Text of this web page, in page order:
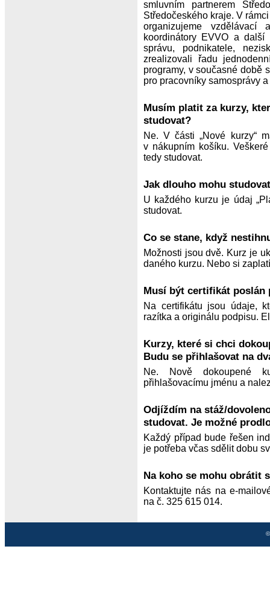
smluvním partnerem
Středočeského kraje. V
organizujeme
koordinátory EVVO a
správu, podnikatele,
zrealizovali řadu
programy, v současné době
pro pracovníky samosprávy
Musím platit za kurzy,
studovat?
Ne. V části „Nové kurzy“
v nákupním košíku.
tedy studovat.
Jak dlouho mohu
U každého kurzu je údaj
studovat.
Co se stane, když
Možnosti jsou dvě. Kurz je
daného kurzu. Nebo si
Musí být certifikát poslán
Na certifikátu jsou údaje,
razítka a originálu podpisu.
Kurzy, které si chci
Budu se přihlašovat na
Ne. Nově dokoupené
přihlašovacímu jménu a
Odjíždím na stáž/
studovat. Je možné
Každý případ bude řešen
je potřeba včas sdělit dobu
Na koho se mohu obrátit
Kontaktujte nás na e-
na č. 325 615 014.